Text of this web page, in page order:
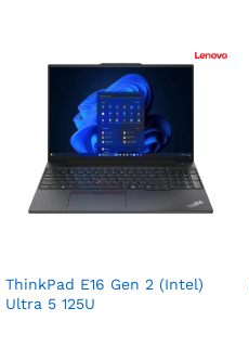
ThinkPad E16 Gen 2 (Intel)
Ultra 5 125U